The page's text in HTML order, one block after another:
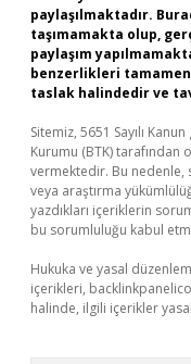
paylaşılmaktadır.
taşımamakta olup,
paylaşım
benzerlikleri
taslak halindedir ve
Sitemiz, 5651 Sayılı
Kurumu (BTK) tarafından
vermektedir. Bu
veya araştırma
yazdıkları içeriklerin
bu sorumluluğu kabul
Hukuka ve yasal
içerikleri,
halinde, ilgili içerikler